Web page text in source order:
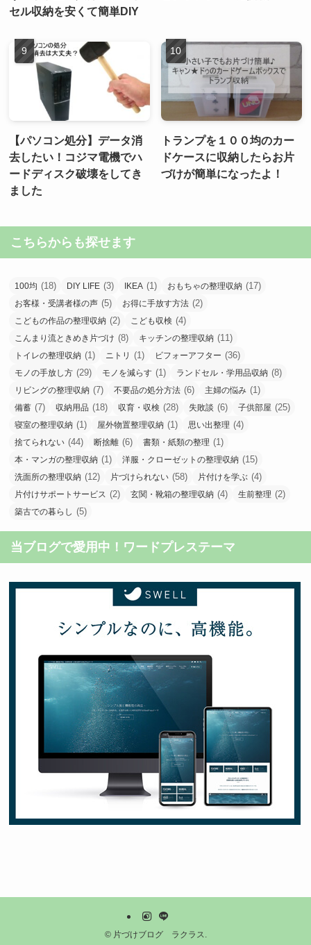
セル収納を安くて簡単DIY
【パソコン処分】データ消
去したい！コジマ電機でハ
ードディスク破壊をしてき
ました
トランプを１００均のカー
ドケースに収納したらお片
づけが簡単になったよ！
こちらからも探せます
100均 (18) DIY LIFE (3) IKEA (1) おもちゃの整理収納 (17)
お客様・受講者様の声 (5) お得に手放す方法 (2)
こどもの作品の整理収納 (2) こども収検 (4)
こんまり流ときめき片づけ (8) キッチンの整理収納 (11)
トイレの整理収納 (1) ニトリ (1) ビフォーアフター (36)
モノの手放し方 (29) モノを減らす (1) ランドセル・学用品収納 (8)
リビングの整理収納 (7) 不要品の処分方法 (6) 主婦の悩み (1)
備蓄 (7) 収納用品 (18) 収育・収検 (28) 失敗談 (6) 子供部屋 (25)
寝室の整理収納 (1) 屋外物置整理収納 (1) 思い出整理 (4)
捨てられない (44) 断捨離 (6) 書類・紙類の整理 (1)
本・マンガの整理収納 (1) 洋服・クローゼットの整理収納 (15)
洗面所の整理収納 (12) 片づけられない (58) 片付けを学ぶ (4)
片付けサポートサービス (2) 玄関・靴箱の整理収納 (4) 生前整理 (2)
築古での暮らし (5)
当ブログで愛用中！ワードプレステーマ
©片づけブログ ラクラス.